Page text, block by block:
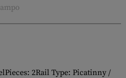
2Rail Type: Picatinny /